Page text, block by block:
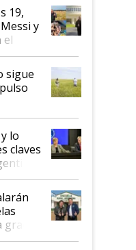
19,
y
el
"darle
sigue
lo
claves